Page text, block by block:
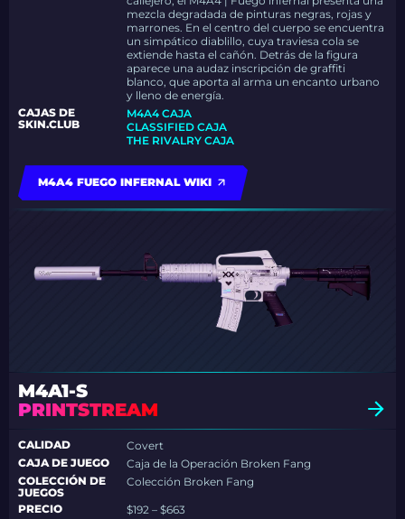
mezcla degradada de pinturas negras, rojas y
marrones. En el centro del cuerpo se encuentra
un simpático diablillo, cuya traviesa cola se
extiende hasta el cañón. Detrás de la figura
aparece una audaz inscripción de graffiti
blanco, que aporta al arma un encanto urbano
y lleno de energía.
CAJAS DE
SKIN.CLUB
M4A4 CAJA
CLASSIFIED CAJA
THE RIVALRY CAJA
M4A4 FUEGO INFERNAL WIKI
M4A1-S
PRINTSTREAM
CALIDAD
Covert
CAJA DE JUEGO
Caja de la Operación Broken Fang
COLECCIÓN DE
JUEGOS
Colección Broken Fang
PRECIO
$192 – $663